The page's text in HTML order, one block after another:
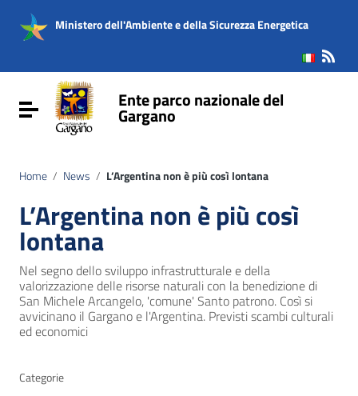
Vai al menu di navigazione
Vai al footer
Ministero dell'Ambiente e della Sicurezza Energetica
Attiva / disattiva la navigazioneEnte parco nazionale del
Gargano
Home / News / L’Argentina non è più così lontana
L’Argentina non è più così
lontana
Nel segno dello sviluppo infrastrutturale e della
valorizzazione delle risorse naturali con la benedizione di
San Michele Arcangelo, 'comune' Santo patrono. Così si
avvicinano il Gargano e l'Argentina. Previsti scambi culturali
ed economici
Categorie